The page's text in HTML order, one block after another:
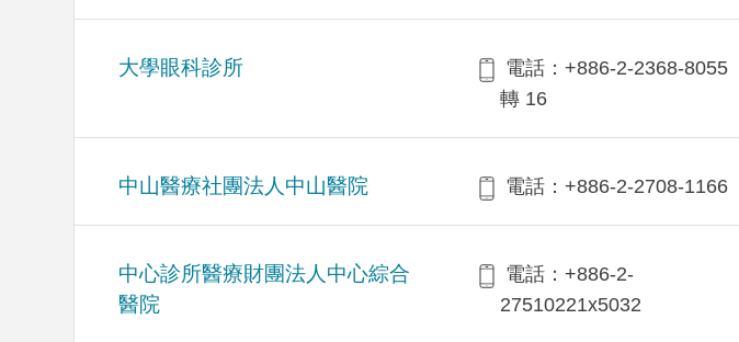
大學眼科診所
電話：+886-2-2368-8055
轉 16
中山醫療社團法人中山醫院 電話：+886-2-2708-1166
中心診所醫療財團法人中心綜合
醫院
電話：+886-2-
27510221x5032